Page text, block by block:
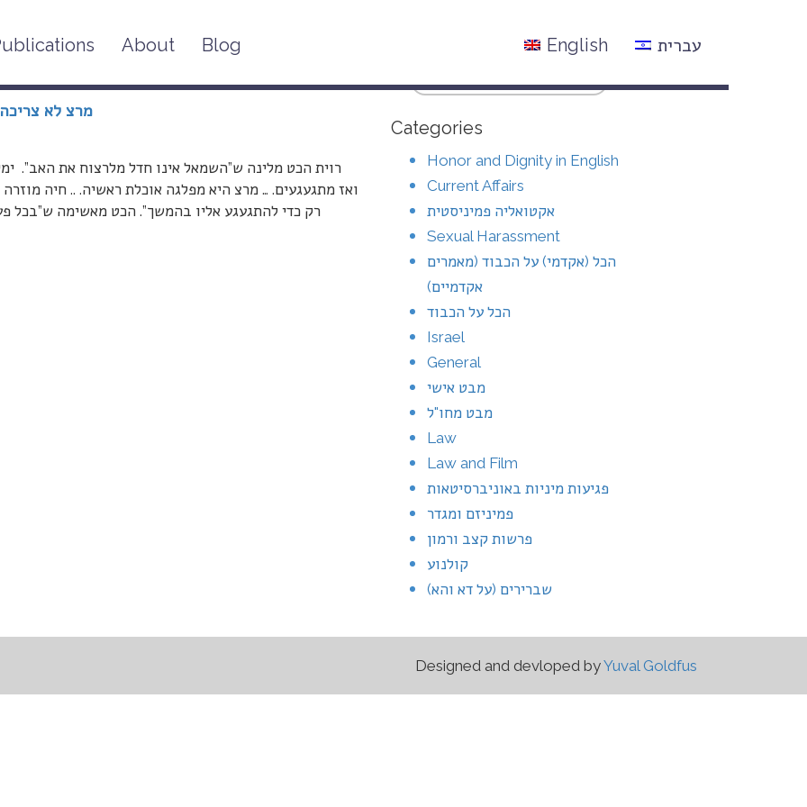
About Blog עברית English
מרצ לא
רוית הכט מלינה ש”השמאל אינו חדל מלרצוח את האב”.
ואז מתגעגעים. … מרצ היא מפלגה אוכלת ראשיה. .. חיה
רק כדי להתגעגע אליו בהמשך”. הכט מאשימה ש”בכל
Categories
Honor and Dignity in English
Current Affairs
אקטואליה פמיניסטית
Sexual Harassment
הכל (אקדמי) על הכבוד (מאמרים
אקדמיים)
הכל על הכבוד
Israel
General
מבט אישי
מבט מחו"ל
Law
Law and Film
פגיעות מיניות באוניברסיטאות
פמיניזם ומגדר
פרשות קצב ורמון
קולנוע
שברירים (על דא והא)
Designed and devloped byYuval Goldfus